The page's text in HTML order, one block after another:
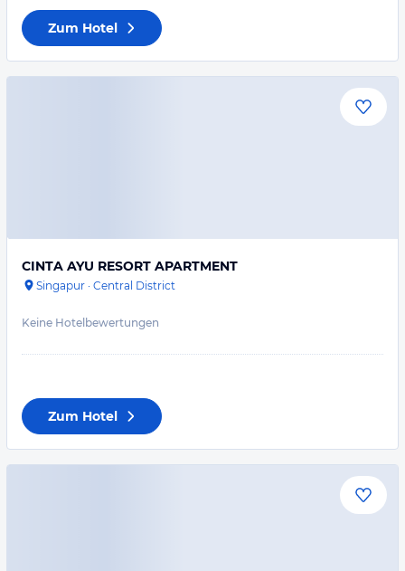
Zum Hotel
CINTA AYU RESORT APARTMENT
Singapur · Central District
Keine Hotelbewertungen
Zum Hotel